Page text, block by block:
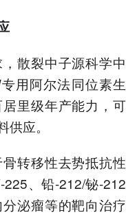
散裂中子源科学中
用阿尔法同位素生
里级年产能力，可
应。
转移性去势抵抗性
、铅-212/铋-212
泌瘤等的靶向治疗